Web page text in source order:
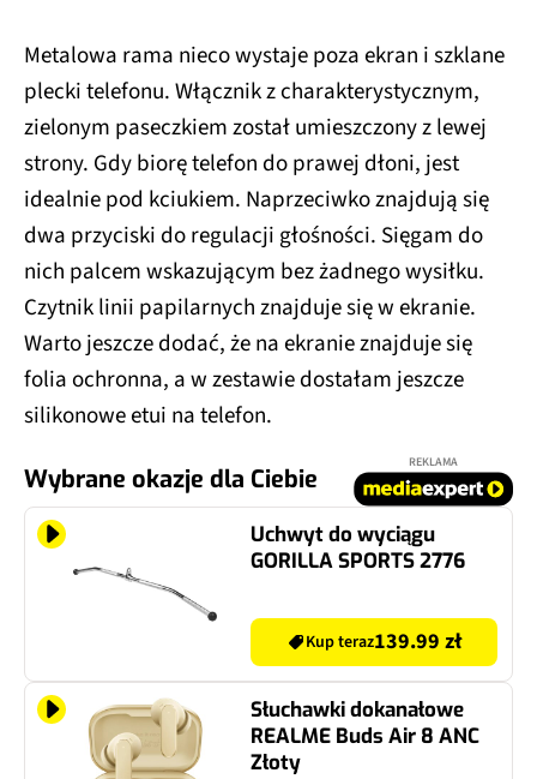
Metalowa rama nieco wystaje poza ekran i szklane
plecki telefonu. Włącznik z charakterystycznym,
zielonym paseczkiem został umieszczony z lewej
strony. Gdy biorę telefon do prawej dłoni, jest
idealnie pod kciukiem. Naprzeciwko znajdują się
dwa przyciski do regulacji głośności. Sięgam do
nich palcem wskazującym bez żadnego wysiłku.
Czytnik linii papilarnych znajduje się w ekranie.
Warto jeszcze dodać, że na ekranie znajduje się
folia ochronna, a w zestawie dostałam jeszcze
silikonowe etui na telefon.
Wybrane okazje dla Ciebie
REKLAMA
Uchwyt do wyciągu
GORILLA SPORTS 2776
Kup teraz139.99 zł
Słuchawki dokanałowe
REALME Buds Air 8 ANC
Złoty